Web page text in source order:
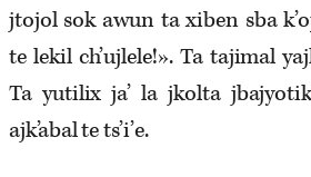
jtojol sok awun ta xiben sba
te lekil ch’ujlele!». Ta tajimal
Ta yutilix ja’ la jkolta jbajyotik,
ajk’abal te ts’i’e.